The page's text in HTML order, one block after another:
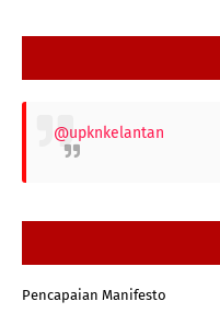
@upknkelantan
Pencapaian Manifesto